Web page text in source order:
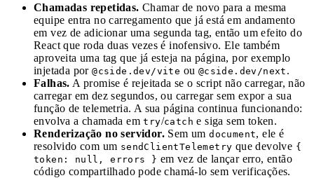
Chamadas repetidas. Chamar de novo para a mesma
equipe entra no carregamento que já está em andamento
em vez de adicionar uma segunda tag, então um efeito do
React que roda duas vezes é inofensivo. Ele também
aproveita uma tag que já esteja na página, por exemplo
injetada por@cside.dev/vite ou @cside.dev/next .
Falhas. A promise é rejeitada se o script não carregar, não
carregar em dez segundos, ou carregar sem expor a sua
função de telemetria. A sua página continua funcionando:
envolva a chamada emtry/catch e siga sem token.
Renderização no servidor. Sem umdocument, ele é
resolvido com um sendClientTelemetry que devolve {
token: null, errors } em vez de lançar erro, então
código compartilhado pode chamá-lo sem verificações.